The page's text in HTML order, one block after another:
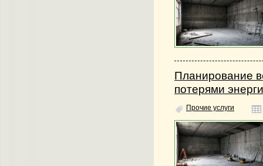
Планирование
потерями
Прочие услуги